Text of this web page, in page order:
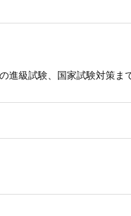
級試験、国家試験対策